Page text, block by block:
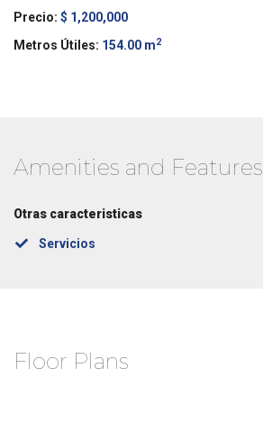
Precio: $ 1,200,000
Metros Útiles: 154.00 m2
Amenities and Features
Otras caracteristicas
Servicios
Floor Plans